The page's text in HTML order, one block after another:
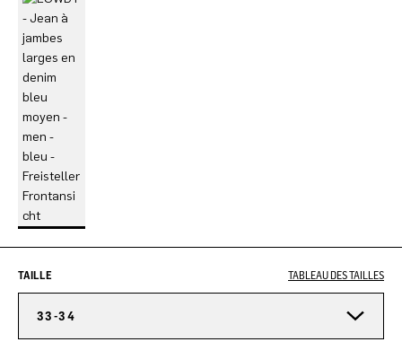
TAILLE TABLEAU DES TAILLES
33-34